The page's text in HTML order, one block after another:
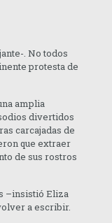
. No todos
protesta de
amplia
divertidos
carcajadas de
que extraer
de sus rostros
Eliza
a escribir.